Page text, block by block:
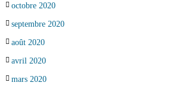
octobre 2020
septembre 2020
août 2020
avril 2020
mars 2020